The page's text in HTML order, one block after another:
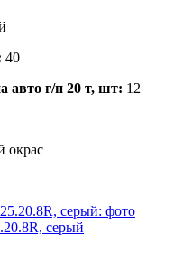
40
авто г/п 20 т, шт: 12
окрас
серый